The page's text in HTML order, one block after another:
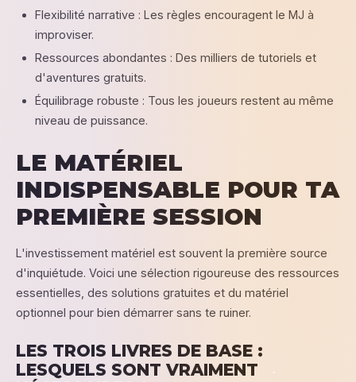
Flexibilité narrative : Les règles encouragent le MJ à
improviser.
Ressources abondantes : Des milliers de tutoriels et
d'aventures gratuits.
Équilibrage robuste : Tous les joueurs restent au même
niveau de puissance.
LE MATÉRIEL
INDISPENSABLE POUR TA
PREMIÈRE SESSION
L'investissement matériel est souvent la première source
d'inquiétude. Voici une sélection rigoureuse des ressources
essentielles, des solutions gratuites et du matériel
optionnel pour bien démarrer sans te ruiner.
LES TROIS LIVRES DE BASE :
LESQUELS SONT VRAIMENT